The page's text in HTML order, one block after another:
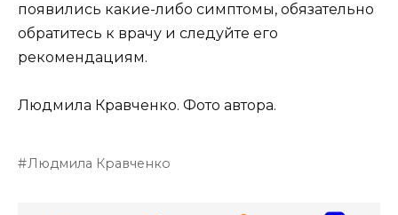
появились какие-либо симптомы, обязательно
обратитесь к врачу и следуйте его
рекомендациям.
Людмила Кравченко. Фото автора.
Людмила Кравченко